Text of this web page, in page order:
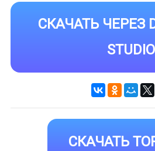
СКАЧАТЬ ЧЕРЕЗ
STUDIO
СКАЧАТЬ